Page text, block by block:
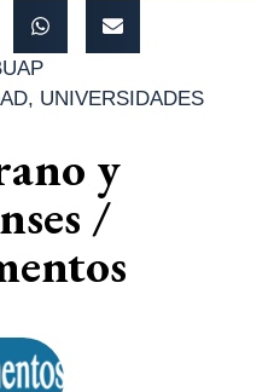
, UNIVERSIDADES
y
/